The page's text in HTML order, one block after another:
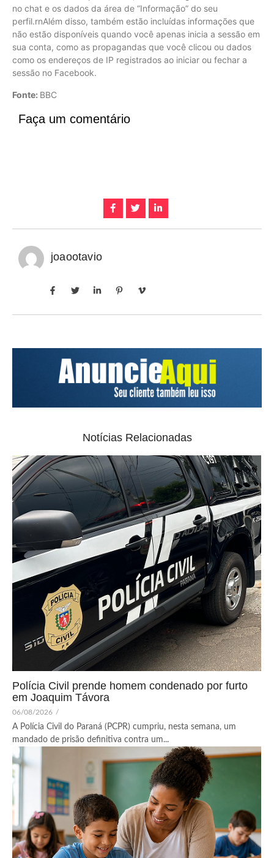
no chat e os dados da área de “Informação” do seu
perfil.rnAlém disso, também estão incluídas informações que
não estão disponíveis quando você apenas inicia a sessão em
sua conta, como as propagandas que você clicou ou dados
como os endereços de IP registrados ao iniciar ou fechar a
sessão no Facebook.
Fonte: BBC
Faça um comentário
joaootavio
Notícias Relacionadas
Polícia Civil prende homem condenado por furto
em Joaquim Távora
06/08/2026 /
A Polícia Civil do Paraná (PCPR) cumpriu, nesta semana, um
mandado de prisão definitiva contra um...